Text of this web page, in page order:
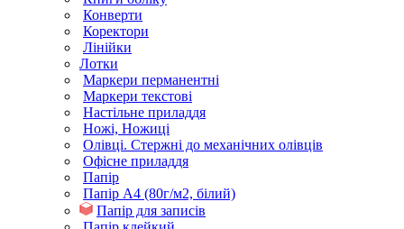
Конверти
Коректори
Лінійки
Лотки
Маркери перманентні
Маркери текстові
Настільне приладдя
Ножі, Ножиці
Олівці. Стержні до механічних олівців
Офісне приладдя
Папір
Папір А4 (80г/м2, білий)
Папір для записів